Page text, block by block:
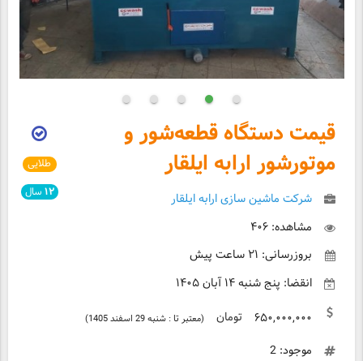
قیمت دستگاه قطعه‌شور و
موتور‌شور ارابه ایلقار
شرکت ماشین سازی ارابه ایلقار
مشاهده: ۴۰۶
بروزرسانی: ۲۱ ساعت پیش
انقضا: پنج شنبه ۱۴ آبان ۱۴۰۵
۶۵۰,۰۰۰,۰۰۰
تومان (معتبر تا : شنبه 29 اسفند 1405)
موجود: 2
طلایی
۱۲ سال